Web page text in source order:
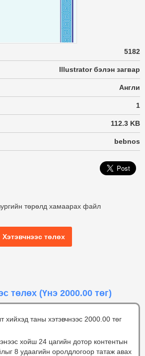
5182
Illustrator бэлэн загвар
Англи
1
112.3 KB
bebnos
төрөлд хамаарах файл
Хэтэвчнээс төлөх
төлөх (Үнэ 2000.00 төг)
хийхэд таны хэтэвчнээс 2000.00 төг
хойш 24 цагийн дотор контентын
8 удаагийн оролдлогоор татаж авах